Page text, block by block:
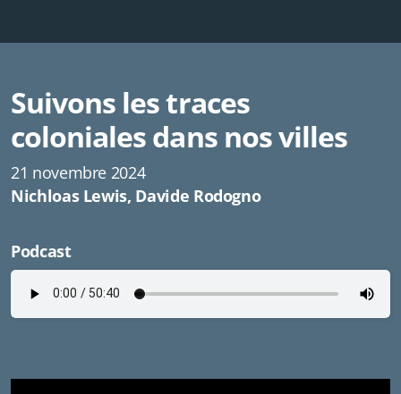
Suivons les traces
coloniales dans nos villes
21 novembre 2024
Nichloas Lewis, Davide Rodogno
Podcast